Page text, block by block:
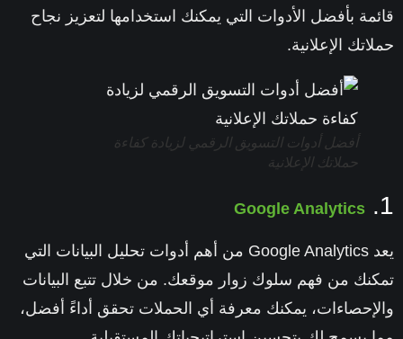
قائمة بأفضل الأدوات التي يمكنك استخدامها لتعزيز نجاح
حملاتك الإعلانية.
أفضل أدوات التسويق الرقمي لزيادة كفاءة
حملاتك الإعلانية
1.
Google Analytics
يعد Google Analytics من أهم أدوات تحليل البيانات التي
تمكنك من فهم سلوك زوار موقعك. من خلال تتبع البيانات
والإحصاءات، يمكنك معرفة أي الحملات تحقق أداءً أفضل،